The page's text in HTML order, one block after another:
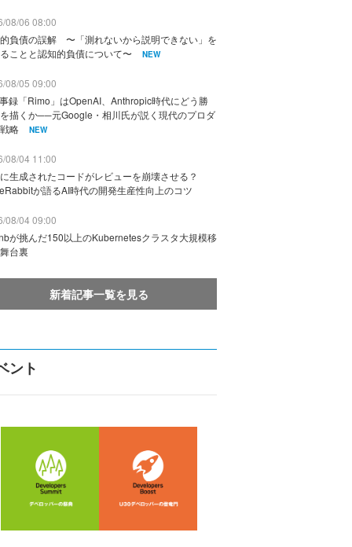
08/06 08:00
負債の誤解 〜「測れないから説明できない」を
ことと認知的負債について〜
NEW
08/05 09:00
録「Rimo」はOpenAI、Anthropic時代にどう勝
描くか──元Google・相川氏が説く現代のプロダ
略
NEW
08/04 11:00
生成されたコードがレビューを崩壊させる？
が語るAI時代の開発生産性向上のコツ
08/04 09:00
が挑んだ150以上のKubernetesクラスタ大規模移
台裏
新着記事一覧を見る
ント